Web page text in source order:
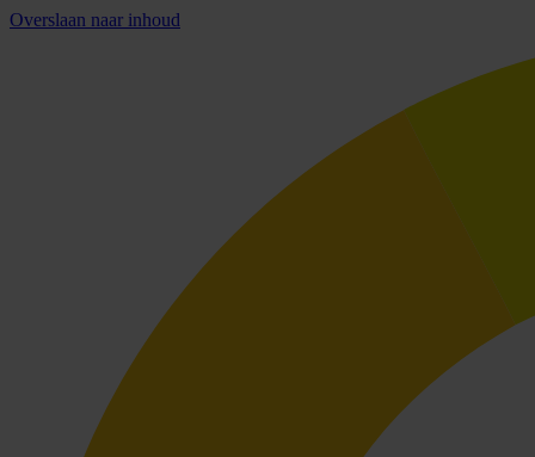
Overslaan naar inhoud